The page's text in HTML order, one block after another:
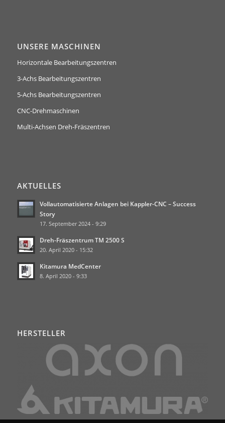
UNSERE MASCHINEN
Horizontale Bearbeitungszentren
3-Achs Bearbeitungszentren
5-Achs Bearbeitungszentren
CNC-Drehmaschinen
Multi-Achsen Dreh-Fräszentren
AKTUELLES
Vollautomatisierte Anlagen bei Kappler-CNC – Success
Story
17. September 2024 - 9:29
Dreh-Fräszentrum TM 2500 S
20. April 2020 - 15:32
Kitamura MedCenter
8. April 2020 - 9:33
HERSTELLER